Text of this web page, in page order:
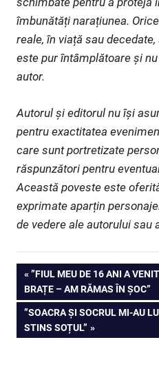
îmbunătăți narațiunea.
reale, în viață sau
este pur întâmplătoare și
autor.
Autorul și editorul nu își
pentru exactitatea
care sunt portretizate
răspunzători pentru
Această poveste este
exprimate aparțin
de vedere ale autorului sau
Navigare
în
articole
PREVIOUS
POST:
”FIUL MEU DE 16 ANI A
BRAȚE – AM RĂMAS ÎN ȘOC”
NEXT
POST:
”SOACRA ȘI SOCRUL MI-AU
STINS SOȚUL”